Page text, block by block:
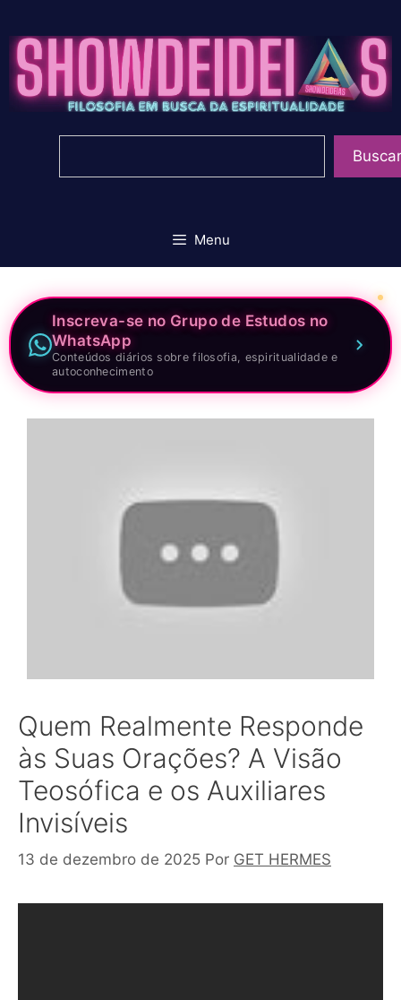
para
conteúdo
Buscar
Menu
Inscreva-se no Grupo de Estudos no
WhatsApp
Conteúdos diários sobre filosofia, espiritualidade e
autoconhecimento
Quem Realmente Responde
às Suas Orações? A Visão
Teosófica e os Auxiliares
Invisíveis
13 de dezembro de 2025 Por GET HERMES